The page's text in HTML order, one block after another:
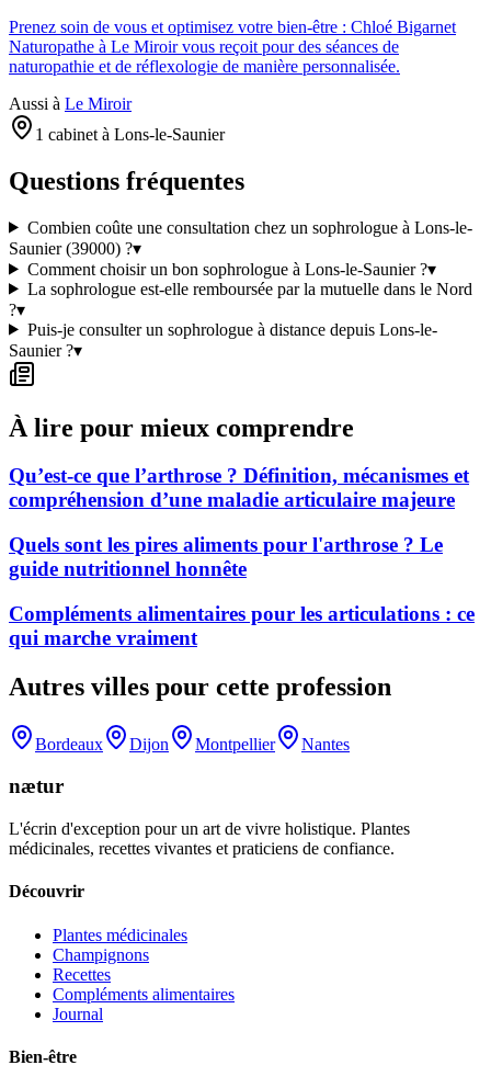
Prenez soin de vous et optimisez votre bien-être : Chloé Bigarnet
Naturopathe à Le Miroir vous reçoit pour des séances de
naturopathie et de réflexologie de manière personnalisée.
Aussi à Le Miroir
1 cabinet à Lons-le-Saunier
Questions fréquentes
Combien coûte une consultation chez un sophrologue à Lons-le-
Saunier (39000) ?▾
Comment choisir un bon sophrologue à Lons-le-Saunier ?▾
La sophrologue est-elle remboursée par la mutuelle dans le Nord
?▾
Puis-je consulter un sophrologue à distance depuis Lons-le-
Saunier ?▾
À lire pour mieux comprendre
Qu’est-ce que l’arthrose ? Définition, mécanismes et
compréhension d’une maladie articulaire majeure
Quels sont les pires aliments pour l'arthrose ? Le
guide nutritionnel honnête
Compléments alimentaires pour les articulations : ce
qui marche vraiment
Autres villes pour cette profession
Bordeaux Dijon Montpellier Nantes
nætur
L'écrin d'exception pour un art de vivre holistique. Plantes
médicinales, recettes vivantes et praticiens de confiance.
Découvrir
Plantes médicinales
Champignons
Recettes
Compléments alimentaires
Journal
Bien-être